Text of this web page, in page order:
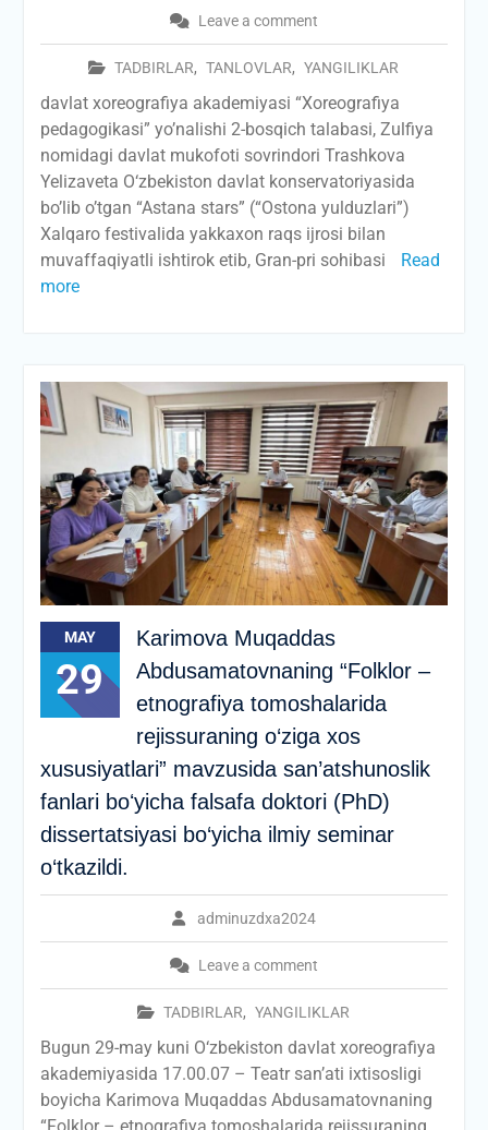
Leave a comment
TADBIRLAR, TANLOVLAR, YANGILIKLAR
davlat xoreografiya akademiyasi “Xoreografiya
pedagogikasi” yo’nalishi 2-bosqich talabasi, Zulfiya
nomidagi davlat mukofoti sovrindori Trashkova
Yelizaveta O‘zbekiston davlat konservatoriyasida
bo’lib o’tgan “Astana stars” (“Ostona yulduzlari”)
Xalqaro festivalida yakkaxon raqs ijrosi bilan
muvaffaqiyatli ishtirok etib, Gran-pri sohibasi
Read
more
MAY
29
Karimova Muqaddas
Abdusamatovnaning “Folklor –
etnografiya tomoshalarida
rejissuraning о‘ziga xos
xususiyatlari” mavzusida san’atshunoslik
fanlari boʻyicha falsafa doktori (PhD)
dissertatsiyasi bo‘yicha ilmiy seminar
o‘tkazildi.
adminuzdxa2024
Leave a comment
TADBIRLAR, YANGILIKLAR
Bugun 29-may kuni O‘zbekiston davlat xoreografiya
akademiyasida 17.00.07 – Teatr san’ati ixtisosligi
boyicha Karimova Muqaddas Abdusamatovnaning